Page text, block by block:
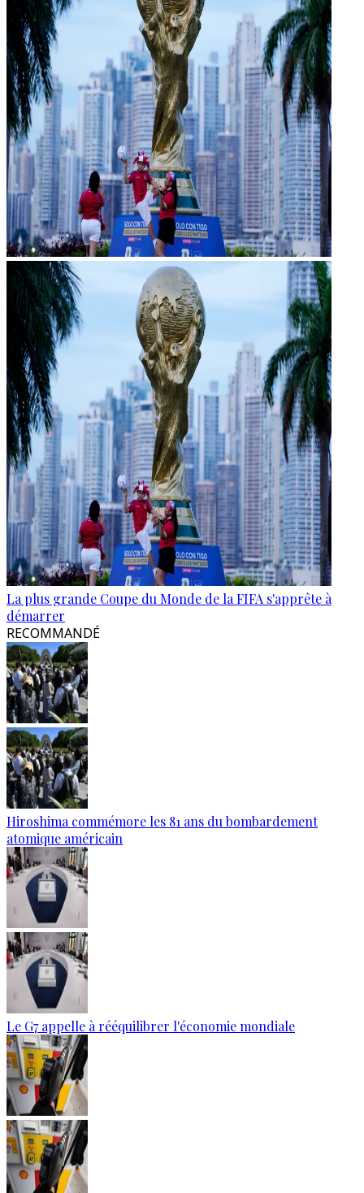
La plus grande Coupe du Monde de la FIFA s'apprête à
démarrer
RECOMMANDÉ
Hiroshima commémore les 81 ans du bombardement
atomique américain
Le G7 appelle à rééquilibrer l'économie mondiale